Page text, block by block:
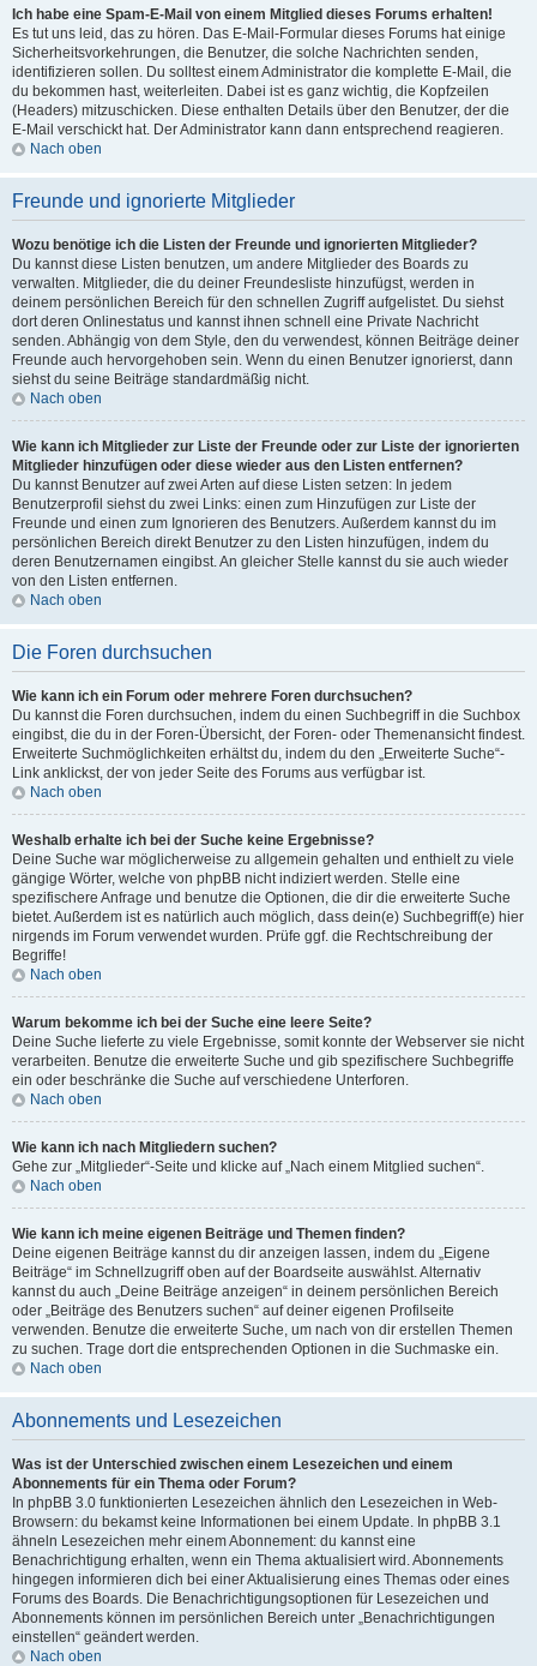
Ich habe eine Spam-E-Mail von einem Mitglied dieses Forums erhalten!
Es tut uns leid, das zu hören. Das E-Mail-Formular dieses Forums hat einige
Sicherheitsvorkehrungen, die Benutzer, die solche Nachrichten senden,
identifizieren sollen. Du solltest einem Administrator die komplette E-Mail, die
du bekommen hast, weiterleiten. Dabei ist es ganz wichtig, die Kopfzeilen
(Headers) mitzuschicken. Diese enthalten Details über den Benutzer, der die
E-Mail verschickt hat. Der Administrator kann dann entsprechend reagieren.
Nach oben
Freunde und ignorierte Mitglieder
Wozu benötige ich die Listen der Freunde und ignorierten Mitglieder?
Du kannst diese Listen benutzen, um andere Mitglieder des Boards zu
verwalten. Mitglieder, die du deiner Freundesliste hinzufügst, werden in
deinem persönlichen Bereich für den schnellen Zugriff aufgelistet. Du siehst
dort deren Onlinestatus und kannst ihnen schnell eine Private Nachricht
senden. Abhängig von dem Style, den du verwendest, können Beiträge deiner
Freunde auch hervorgehoben sein. Wenn du einen Benutzer ignorierst, dann
siehst du seine Beiträge standardmäßig nicht.
Nach oben
Wie kann ich Mitglieder zur Liste der Freunde oder zur Liste der ignorierten
Mitglieder hinzufügen oder diese wieder aus den Listen entfernen?
Du kannst Benutzer auf zwei Arten auf diese Listen setzen: In jedem
Benutzerprofil siehst du zwei Links: einen zum Hinzufügen zur Liste der
Freunde und einen zum Ignorieren des Benutzers. Außerdem kannst du im
persönlichen Bereich direkt Benutzer zu den Listen hinzufügen, indem du
deren Benutzernamen eingibst. An gleicher Stelle kannst du sie auch wieder
von den Listen entfernen.
Nach oben
Die Foren durchsuchen
Wie kann ich ein Forum oder mehrere Foren durchsuchen?
Du kannst die Foren durchsuchen, indem du einen Suchbegriff in die Suchbox
eingibst, die du in der Foren-Übersicht, der Foren- oder Themenansicht findest.
Erweiterte Suchmöglichkeiten erhältst du, indem du den „Erweiterte Suche“-
Link anklickst, der von jeder Seite des Forums aus verfügbar ist.
Nach oben
Weshalb erhalte ich bei der Suche keine Ergebnisse?
Deine Suche war möglicherweise zu allgemein gehalten und enthielt zu viele
gängige Wörter, welche von phpBB nicht indiziert werden. Stelle eine
spezifischere Anfrage und benutze die Optionen, die dir die erweiterte Suche
bietet. Außerdem ist es natürlich auch möglich, dass dein(e) Suchbegriff(e) hier
nirgends im Forum verwendet wurden. Prüfe ggf. die Rechtschreibung der
Begriffe!
Nach oben
Warum bekomme ich bei der Suche eine leere Seite?
Deine Suche lieferte zu viele Ergebnisse, somit konnte der Webserver sie nicht
verarbeiten. Benutze die erweiterte Suche und gib spezifischere Suchbegriffe
ein oder beschränke die Suche auf verschiedene Unterforen.
Nach oben
Wie kann ich nach Mitgliedern suchen?
Gehe zur „Mitglieder“-Seite und klicke auf „Nach einem Mitglied suchen“.
Nach oben
Wie kann ich meine eigenen Beiträge und Themen finden?
Deine eigenen Beiträge kannst du dir anzeigen lassen, indem du „Eigene
Beiträge“ im Schnellzugriff oben auf der Boardseite auswählst. Alternativ
kannst du auch „Deine Beiträge anzeigen“ in deinem persönlichen Bereich
oder „Beiträge des Benutzers suchen“ auf deiner eigenen Profilseite
verwenden. Benutze die erweiterte Suche, um nach von dir erstellen Themen
zu suchen. Trage dort die entsprechenden Optionen in die Suchmaske ein.
Nach oben
Abonnements und Lesezeichen
Was ist der Unterschied zwischen einem Lesezeichen und einem
Abonnements für ein Thema oder Forum?
In phpBB 3.0 funktionierten Lesezeichen ähnlich den Lesezeichen in Web-
Browsern: du bekamst keine Informationen bei einem Update. In phpBB 3.1
ähneln Lesezeichen mehr einem Abonnement: du kannst eine
Benachrichtigung erhalten, wenn ein Thema aktualisiert wird. Abonnements
hingegen informieren dich bei einer Aktualisierung eines Themas oder eines
Forums des Boards. Die Benachrichtigungsoptionen für Lesezeichen und
Abonnements können im persönlichen Bereich unter „Benachrichtigungen
einstellen“ geändert werden.
Nach oben